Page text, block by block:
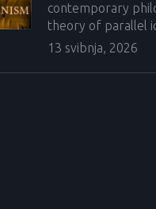
contemporary
theory of parallel
13 svibnja, 2026